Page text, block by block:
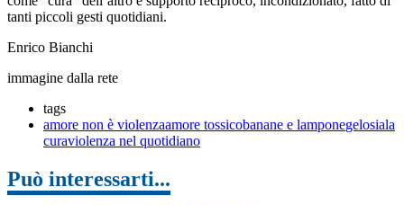
tanti piccoli gesti quotidiani.
Enrico Bianchi
immagine dalla rete
tags
amore non è violenzaamore tossicobanane e lamponegelosiala
curaviolenza nel quotidiano
Può interessarti...